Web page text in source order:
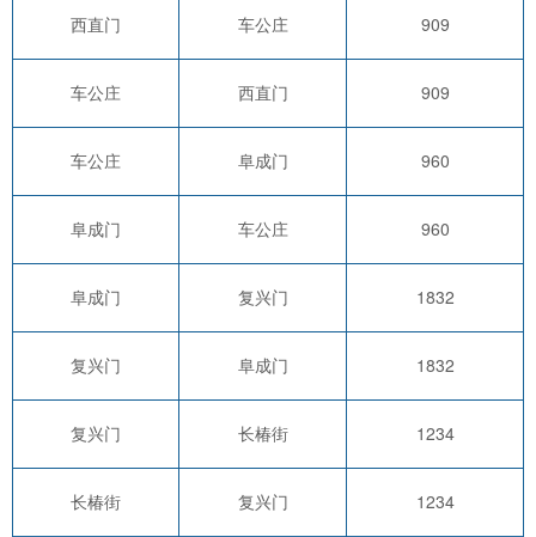
西直门 车公庄 909
车公庄 西直门 909
车公庄 阜成门 960
阜成门 车公庄 960
阜成门 复兴门 1832
复兴门 阜成门 1832
复兴门 长椿街 1234
长椿街 复兴门 1234